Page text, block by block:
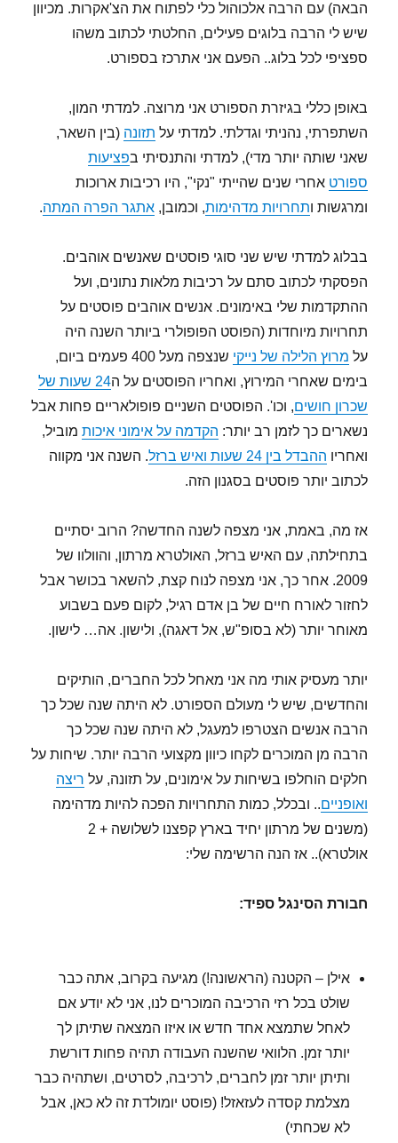
הבאה) עם הרבה אלכוהול כלי לפתוח את הצ'אקרות. מכיוון
שיש לי הרבה בלוגים פעילים, החלטתי לכתוב משהו
ספציפי לכל בלוג.. הפעם אני אתרכז בספורט.
באופן כללי בגיזרת הספורט אני מרוצה. למדתי המון,
השתפרתי, נהניתי וגדלתי. למדתי על תזונה (בין השאר,
שאני שותה יותר מדי), למדתי והתנסיתי בפציעות
ספורט אחרי שנים שהייתי "נקי", היו רכיבות ארוכות
ומרגשות ותחרויות מדהימות, וכמובן,אתגר הפרה המתה.
בבלוג למדתי שיש שני סוגי פוסטים שאנשים אוהבים.
הפסקתי לכתוב סתם על רכיבות מלאות נתונים, ועל
ההתקדמות שלי באימונים. אנשים אוהבים פוסטים על
תחרויות מיוחדות (הפוסט הפופולרי ביותר השנה היה
על מרוץ הלילה של נייקי
שנצפה מעל 400 פעמים ביום,
בימים שאחרי המירוץ, ואחריו הפוסטים על ה
24 שעות של
שכרון חושים, וכו'. הפוסטים השניים פופולאריים פחות אבל
נשארים כך לזמן רב יותר: הקדמה על אימוני איכות מוביל,
ואחריו ההבדל בין 24 שעות ואיש ברזל
. השנה אני מקווה
לכתוב יותר פוסטים בסגנון הזה.
אז מה, באמת, אני מצפה לשנה החדשה? הרוב יסתיים
בתחילתה, עם האיש ברזל, האולטרא מרתון, והוולוו של
2009. אחר כך, אני מצפה לנוח קצת, להשאר בכושר אבל
לחזור לאורח חיים של בן אדם רגיל, לקום פעם בשבוע
מאוחר יותר (לא בסופ"ש, אל דאגה), ולישון. אה… לישון.
יותר מעסיק אותי מה אני מאחל לכל החברים, הותיקים
והחדשים, שיש לי מעולם הספורט. לא היתה שנה שכל כך
הרבה אנשים הצטרפו למעגל, לא היתה שנה שכל כך
הרבה מן המוכרים לקחו כיוון מקצועי הרבה יותר. שיחות על
חלקים הוחלפו בשיחות על אימונים, על תזונה, על ריצה
ואופניים.. ובכלל, כמות התחרויות הפכה להיות מדהימה
(משנים של מרתון יחיד בארץ קפצנו לשלושה + 2
אולטרא).. אז הנה הרשימה שלי:
חבורת הסינגל ספיד:
אילן – הקטנה (הראשונה!) מגיעה בקרוב, אתה כבר
שולט בכל רזי הרכיבה המוכרים לנו, אני לא יודע אם
לאחל שתמצא אחד חדש או איזו המצאה שתיתן לך
יותר זמן. הלוואי שהשנה העבודה תהיה פחות דורשת
ותיתן יותר זמן לחברים, לרכיבה, לסרטים, ושתהיה כבר
מצלמת קסדה לעזאזל! (פוסט יומולדת זה לא כאן, אבל
לא שכחתי)